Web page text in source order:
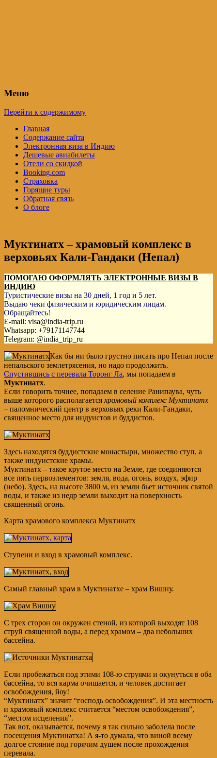
Меню
Перейти к содержимому
Главная
Содержание сайта
Электронная виза в Индию
Дешевые авиабилеты
Отели со скидкой
Booking.com
Страховка
Горящие туры
Обратная связь
О блоге
Муктинатх – храмовый комплекс в
верховьях Кали-Гандаки (Непал)
ПОМОГАЮ ОФОРМЛЯТЬ ЭЛЕКТРОННЫЕ ВИЗЫ В
ИНДИЮ
Туристические визы на 30 дней, 1 год и 5 лет.
Выдаю чеки физическим и юридическим лицам.
Обращайтесь!
E-mail: visa@india-trip.ru
Whatsapp: +79171147744
Telegram: @india_trip_ru
Как бы ни было грустно писать про Непал после
непальского землетрясения, но надо продолжить.
Спустившись с перевала Торонг Ла, мы попадаем в
Муктинатх.
Если говорить точнее, попадаем в селение Ранипаува, чуть
выше которого располагается храмовый комплекс Муктинатх
– паломнический центр в верховьях реки Кали-Гандаки,
священное место для индуистов и буддистов.
Здесь находятся буддистские монастыри, множество ступ, а
также индуистские храмы.
Муктинатх – такое крутое место на Земле, где соединяются
все пять первоэлементов: земля, вода, огонь, воздух, эфир
(небо). Здесь, на высоте 3800 м, из земли бьет источник святой
воды, и также из недр земли выходит на поверхность
священный огонь.
Карта храмового комплекса Муктинатх
Ступени и вход в храмовый комплекс.
Самый главный храм в Муктинатхе – храм Вишну.
С трех сторон он окружен стеной, из которой выходят 108
струй священной воды, а перед храмом – два небольших
бассейна.
Если пробежаться под этими 108-ю струями и окунуться в оба
бассейна, то вся карма очищается, и человек достигает
освобождения, йоу!
“Муктинатх” значит “господь освобождения”. И эта местность
и храмовый комплекс считается “местом освобождения”,
“местом исцеления”.
Так вот, оказывается, почему я так сильно заболела после
посещения Муктинатха! А я-то думала, что виной всему
долгое стояние под горячим душем после прохождения
перевала.